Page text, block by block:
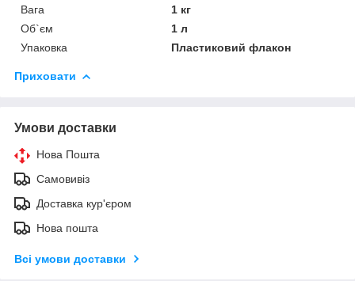
Вага
1 кг
Об`єм
1 л
Упаковка
Пластиковий флакон
Приховати
Умови доставки
Нова Пошта
Самовивіз
Доставка кур'єром
Нова пошта
Всі умови доставки